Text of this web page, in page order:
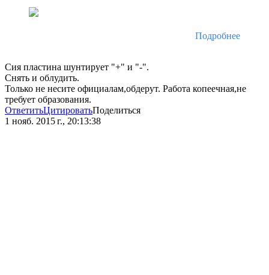
Подробнее
Сия пластина шунтирует "+" и "-".
Снять и облудить.
Только не несите официалам,обдерут. Работа копеечная,не
требует образования.
ОтветитьЦитироватьПоделиться
1 нояб. 2015 г., 20:13:38